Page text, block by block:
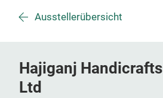
Ausstellerübersicht
Hajiganj Handicrafts
Ltd